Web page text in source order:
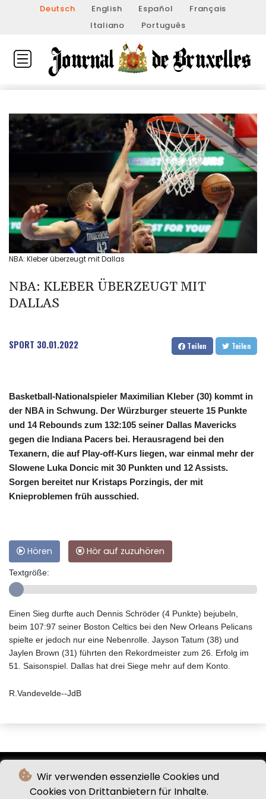
Wir verwenden essenzielle Cookies und
Cookies von Drittanbietern für Inhalte.
Deutsch English Español
Français
Italiano
Português
NBA: Kleber überzeugt mit Dallas
NBA: KLEBER ÜBERZEUGT MIT
DALLAS
SPORT 30.01.2022 Teilen Teilen
Basketball-Nationalspieler Maximilian Kleber (30) kommt in
der NBA in Schwung. Der Würzburger steuerte 15 Punkte
und 14 Rebounds zum 132:105 seiner Dallas Mavericks
gegen die Indiana Pacers bei. Herausragend bei den
Texanern, die auf Play-off-Kurs liegen, war einmal mehr der
Slowene Luka Doncic mit 30 Punkten und 12 Assists.
Sorgen bereitet nur Kristaps Porzingis, der mit
Knieproblemen früh ausschied.
Hören Hör auf zuzuhören
Textgröße:
Einen Sieg durfte auch Dennis Schröder (4 Punkte) bejubeln,
beim 107:97 seiner Boston Celtics bei den New Orleans Pelicans
spielte er jedoch nur eine Nebenrolle. Jayson Tatum (38) und
Jaylen Brown (31) führten den Rekordmeister zum 26. Erfolg im
51. Saisonspiel. Dallas hat drei Siege mehr auf dem Konto.
R.Vandevelde--JdB